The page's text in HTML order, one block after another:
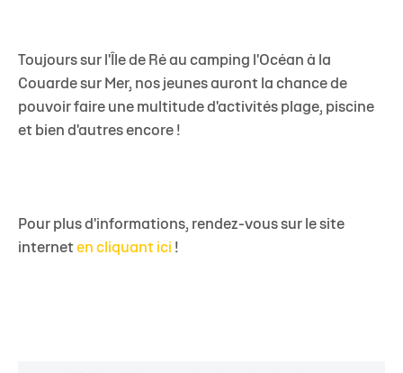
Toujours sur l'Île de Ré au camping l'Océan à la
Couarde sur Mer, nos jeunes auront la chance de
pouvoir faire une multitude d'activités plage, piscine
et bien d'autres encore !
Pour plus d'informations, rendez-vous sur le site
internet en cliquant ici !